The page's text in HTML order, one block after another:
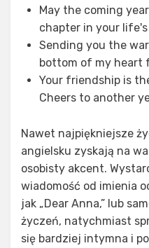
May the coming
chapter in your
Sending you the
bottom of my heart
Your friendship is
Cheers to another
Nawet najpiękniejsze
angielsku zyskają na
osobisty akcent.
wiadomość od imienia
jak „Dear Anna,” lub
życzeń, natychmiast
się bardziej intymna i